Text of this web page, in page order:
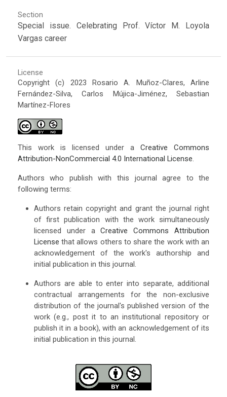
Section
Special issue. Celebrating Prof. Víctor M. Loyola
Vargas career
License
Copyright (c) 2023 Rosario A. Muñoz-Clares, Arline
Fernández-Silva, Carlos Mújica-Jiménez, Sebastian
Martínez-Flores
This work is licensed under aCreative Commons
Attribution-NonCommercial 4.0 International License
Authors who publish with this journal agree to the
following terms:
Authors retain copyright and grant the journal right
of first publication with the work simultaneously
licensed under aCreative Commons Attribution
License that allows others to share the work with an
acknowledgement of the work's authorship and
initial publication in this journal.
Authors are able to enter into separate, additional
contractual arrangements for the non-exclusive
distribution of the journal's published version of the
work (e.g., post it to an institutional repository or
publish it in a book), with an acknowledgement of its
initial publication in this journal.